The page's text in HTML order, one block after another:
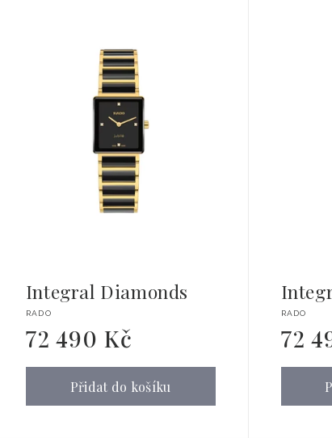
Integral Diamonds
Dodavatel:
RADO
Běžná
cena
72 490 Kč
Přidat do košíku
RADO
Běžná
cena
72